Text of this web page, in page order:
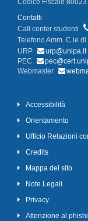
Codice Fiscale
Contatti
Call center studenti
Telefono Amm. C.le
URP
urp@unipa.it
PEC
Webmaster
Accessibilità
Orientamento
Ufficio Relazioni
Credits
Mappa del sito
Note Legali
Privacy
Attenzione al